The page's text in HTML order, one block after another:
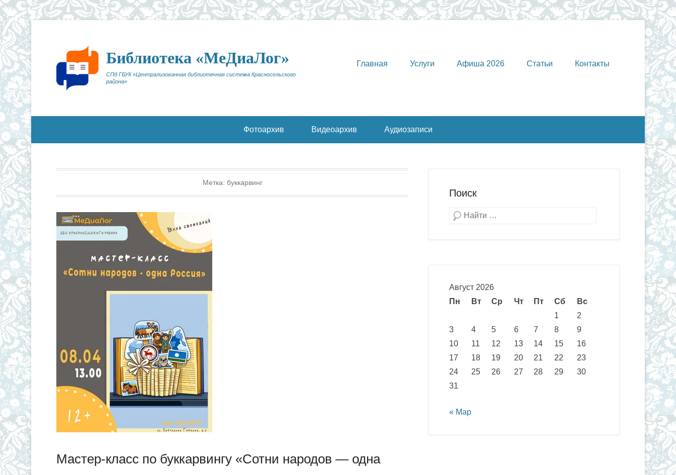
Библиотека «МеДиаЛог»
СПб ГБУК «Централизованная библиотечная система Красносельского
района»
Главная Услуги Афиша 2026 Статьи Контакты
Фотоархив Видеоархив Аудиозаписи
Метка: буккарвинг
Мастер-класс по буккарвингу «Сотни народов — одна
Поиск
Поиск
Август 2026
Пн
Вт Ср Чт Пт Сб
Вс
1
2
3
4 5 6 7 8
9
10
11 12 13 14 15
16
17
18 19 20 21 22
23
24
25 26 27 28 29
30
31
« Мар